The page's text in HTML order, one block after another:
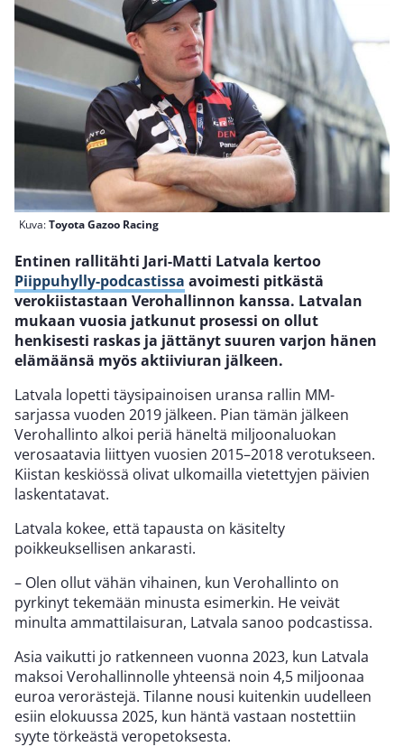
Kuva:Toyota Gazoo Racing
Entinen rallitähti Jari-Matti Latvala kertoo
Piippuhylly-podcastissa avoimesti pitkästä
verokiistastaan Verohallinnon kanssa. Latvalan
mukaan vuosia jatkunut prosessi on ollut
henkisesti raskas ja jättänyt suuren varjon hänen
elämäänsä myös aktiiviuran jälkeen.
Latvala lopetti täysipainoisen uransa rallin MM-
sarjassa vuoden 2019 jälkeen. Pian tämän jälkeen
Verohallinto alkoi periä häneltä miljoonaluokan
verosaatavia liittyen vuosien 2015–2018 verotukseen.
Kiistan keskiössä olivat ulkomailla vietettyjen päivien
laskentatavat.
Latvala kokee, että tapausta on käsitelty
poikkeuksellisen ankarasti.
– Olen ollut vähän vihainen, kun Verohallinto on
pyrkinyt tekemään minusta esimerkin. He veivät
minulta ammattilaisuran, Latvala sanoo podcastissa.
Asia vaikutti jo ratkenneen vuonna 2023, kun Latvala
maksoi Verohallinnolle yhteensä noin 4,5 miljoonaa
euroa verorästejä. Tilanne nousi kuitenkin uudelleen
esiin elokuussa 2025, kun häntä vastaan nostettiin
syyte törkeästä veropetoksesta.